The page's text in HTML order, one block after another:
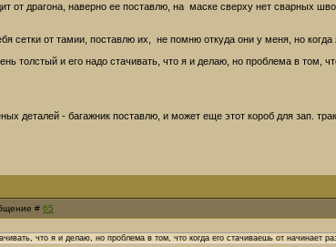
от драгона, наверно ее поставлю, на маске сверху нет сварных
сетки от тамии, поставлю их, не помню откуда они у меня, но когда
толстый и его надо стачивать, что я и делаю, но проблема в том,
деталей - багажник поставлю, и может еще этот короб для зап.
# 65
что я и делаю, но проблема в том, что когда его стачиваешь от начинает